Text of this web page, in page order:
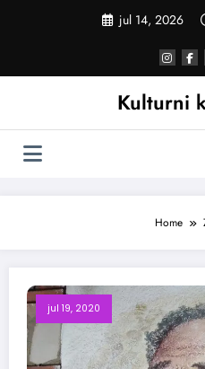
jul 14, 2026
Kulturni
Home
jul 19, 2020